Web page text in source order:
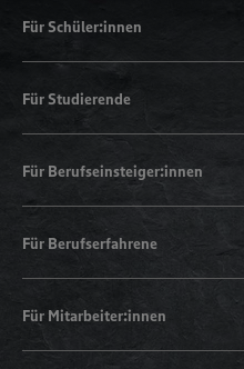
Für Schüler:innen
Für Studierende
Für Berufseinsteiger:innen
Für Berufserfahrene
Für Mitarbeiter:innen